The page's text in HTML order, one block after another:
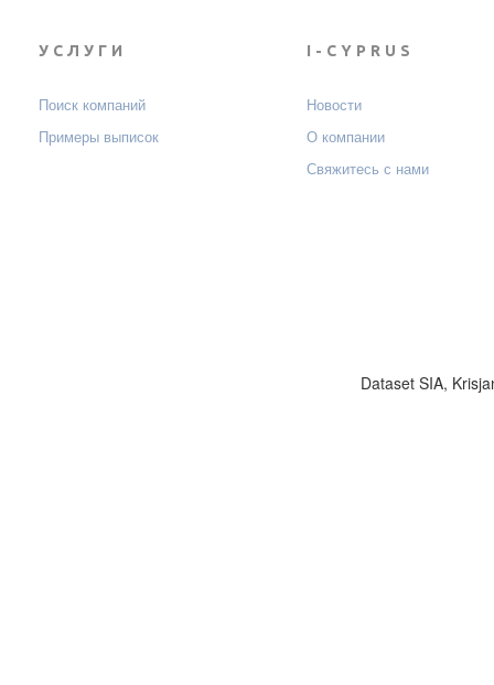
УСЛУГИ
Поиск компаний
Примеры выписок
I-CYPRUS
Новости
О компании
Свяжитесь с нами
Dataset SIA,